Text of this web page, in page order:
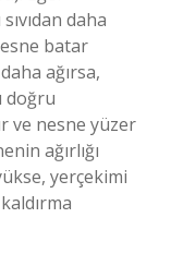
daha
batar
ağırsa,
doğru
ve nesne yüzer
ağırlığı
yerçekimi